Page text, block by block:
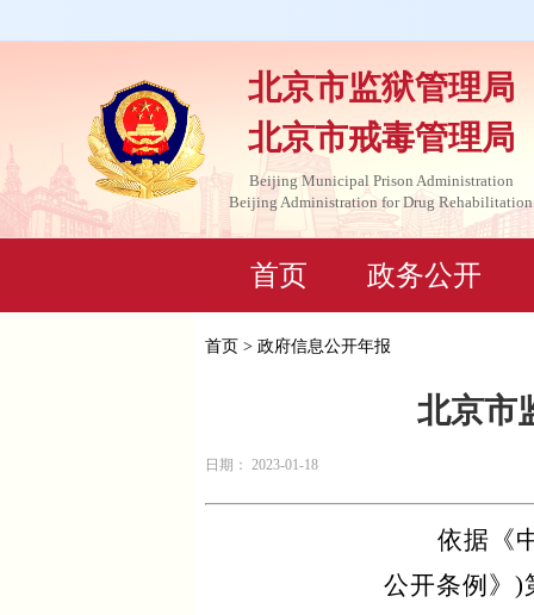
北京市监狱管理局
北京市戒毒管理局
Beijing Municipal Prison Administration
Beijing Administration for Drug Rehabilitation
首页 政务公开
首页 > 政府信息公开年报
北京市
日期： 2023-01-18
依据《
公开条例》)